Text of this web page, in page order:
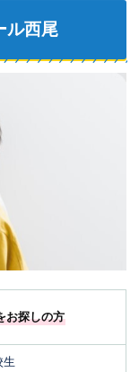
ル西尾
お探しの方
生